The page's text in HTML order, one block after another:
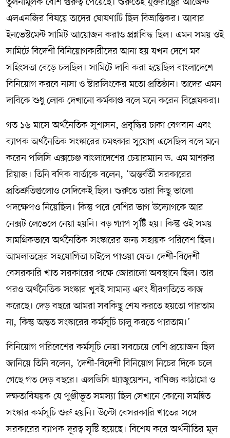
এলএনজির বিষয়ে তাদের ঘোষণাটি ছিল বিভ্রান্তিকর। আবার
ইনভেস্টমেন্ট সামিট আয়োজন করাও প্রশ্নবিদ্ধ ছিল। এমন সময় ওই
সামিটে বিদেশী বিনিয়োগকারীদের আনা হয় যখন দেশে মব
সহিংসতা বেড়ে চলছিল। সামিটে দাবি করা হয়েছিল বাংলাদেশে
বিনিয়োগ করবে নাসা ও স্টারলিংকের মতো প্রতিষ্ঠান। তাদের এমন
দাবিকে শুধু লোক দেখানো কর্মকাণ্ড বলে মনে করেন বিশ্লেষকরা।
গত ১৬ মাসে অর্থনৈতিক সুশাসন, প্রবৃদ্ধির চাকা বেগবান এবং
ব্যাপক অর্থনৈতিক সংস্কারের চমৎকার সুযোগ এসেছিল বলে মনে
করেন পলিসি এক্সচেঞ্জ বাংলাদেশের চেয়ারম্যান ড. এম মাশরুর
রিয়াজ। তিনি বণিক বার্তাকে বলেন, ‘অন্তর্বর্তী সরকারের
প্রতিশ্রুতিগুলোও সেদিকেই ছিল। শুরুতে তারা কিছু ভালো
পদক্ষেপও নিয়েছিল। কিন্তু পরে বেশির ভাগ উদ্যোগকে আর
নেক্সট লেভেলে নেয়া হয়নি। বড় গ্যাপ সৃষ্টি হয়। কিন্তু ওই সময়
সামগ্রিকভাবে অর্থনৈতিক সংস্কারের জন্য সহায়ক পরিবেশ ছিল।
আমলাতন্ত্রের সহযোগিতা চাইলে পাওয়া যেত। দেশী-বিদেশী
বেসরকারি খাত সরকারের পক্ষে জোরালো অবস্থানে ছিল। তার
পরও অর্থনৈতিক সংস্কার খুবই সামান্য এবং ধীরগতিতে কাজ
করেছে। দেড় বছরে আমরা সবকিছু শেষ করতে হয়তো পারতাম
না, কিন্তু অন্তত সংস্কারের কর্মসূচি চালু করতে পারতাম।’
বিনিয়োগ পরিবেশের কর্মসূচি নেয়া সবচেয়ে বেশি প্রয়োজন ছিল
জানিয়ে তিনি বলেন, ‘দেশী-বিদেশী বিনিয়োগ নিচের দিকে চলে
গেছে গত দেড় বছরে। এলডিসি গ্র্যাজুয়েশন, বাণিজ্য কাঠামো ও
দক্ষতাবিষয়ক যে পুঞ্জীভূত সমস্যা ছিল সেখানে কোনো সমন্বিত
সংস্কার কর্মসূচি শুরু হয়নি। উল্টো বেসরকারি খাতের সঙ্গে
সরকারের ব্যাপক দূরত্ব সৃষ্টি হয়েছে। বিশেষ করে অর্থনীতির মূল